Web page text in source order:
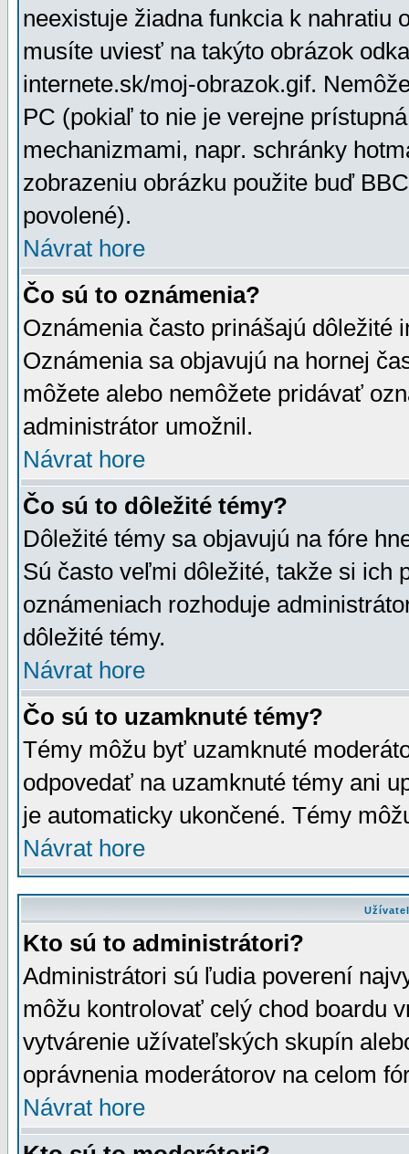
neexistuje žiadna funkcia k nahratiu
musíte uviesť na takýto obrázok
internete.sk/moj-obrazok.gif.
PC (pokiaľ to nie je verejne
mechanizmami, napr. schránky
zobrazeniu obrázku použite buď
povolené).
Návrat hore
Čo sú to oznámenia?
Oznámenia často prinášajú dôležité
Oznámenia sa objavujú na hornej
môžete alebo nemôžete pridávať
administrátor umožnil.
Návrat hore
Čo sú to dôležité témy?
Dôležité témy sa objavujú na fóre
Sú často veľmi dôležité, takže si ich
oznámeniach rozhoduje
dôležité témy.
Návrat hore
Čo sú to uzamknuté témy?
Témy môžu byť uzamknuté
odpovedať na uzamknuté témy ani
je automaticky ukončené. Témy
Návrat hore
Kto sú to administrátori?
Administrátori sú ľudia poverení
môžu kontrolovať celý chod boardu
vytvárenie užívateľských skupín
oprávnenia moderátorov na celom
Návrat hore